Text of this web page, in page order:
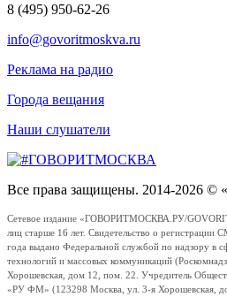
8 (495) 950-62-26
info@govoritmoskva.ru
Реклама на радио
Города вещания
Наши слушатели
Все права защищены. 2014-2026 ©
Сетевое издание «ГОВОРИТМОСКВА.РУ/
лиц старше 16 лет. Свидетельство о
года выдано Федеральной службой по надзору в
технологий и массовых коммуникаций
Хорошевская, дом 12, пом. 22. Учредитель
«РУ ФМ» (123298 Москва, ул. 3-я Хорошевская,